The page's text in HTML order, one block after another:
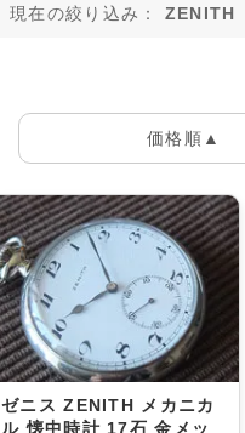
現在の絞り込み： ZENITH
価格順▲
ゼニス ZENITH メカニカ
ル 懐中時計 17石 金メッ